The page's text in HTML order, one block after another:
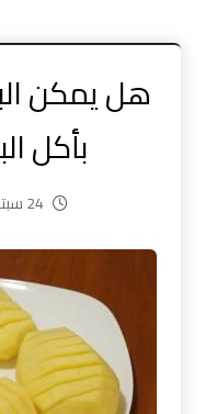
هل يمكن
بأكل
24 سبتمبر، 2017